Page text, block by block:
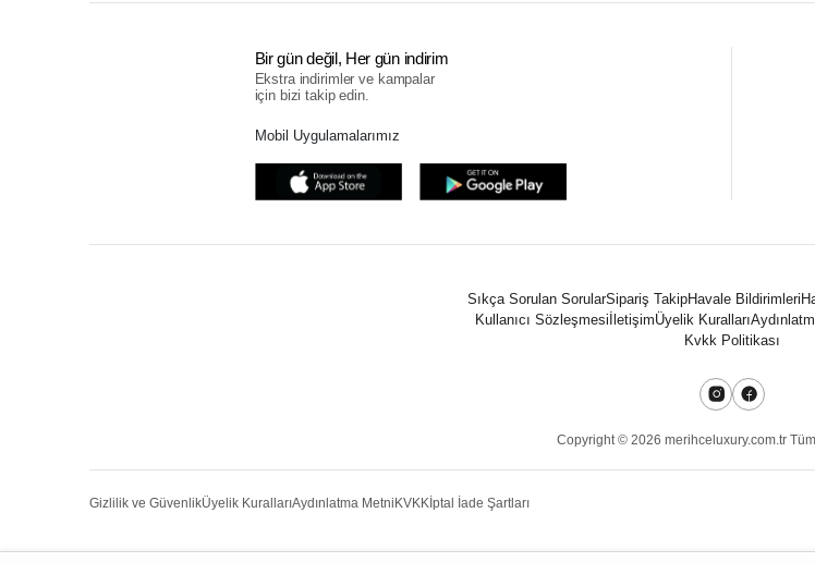
Bir gün değil, Her gün indirim
Ekstra indirimler ve kampalar
için bizi takip edin.
Mobil Uygulamalarımız
Sıkça Sorulan SorularSipariş TakipHavale Bildirimleri
Kullanıcı SözleşmesiİletişimÜyelik Kuralları
Kvkk Politikası
Copyright © 2026 merihceluxury.com.tr Tüm
Gizlilik ve GüvenlikÜyelik KurallarıAydınlatma MetniKVKKİptal İade Şartları